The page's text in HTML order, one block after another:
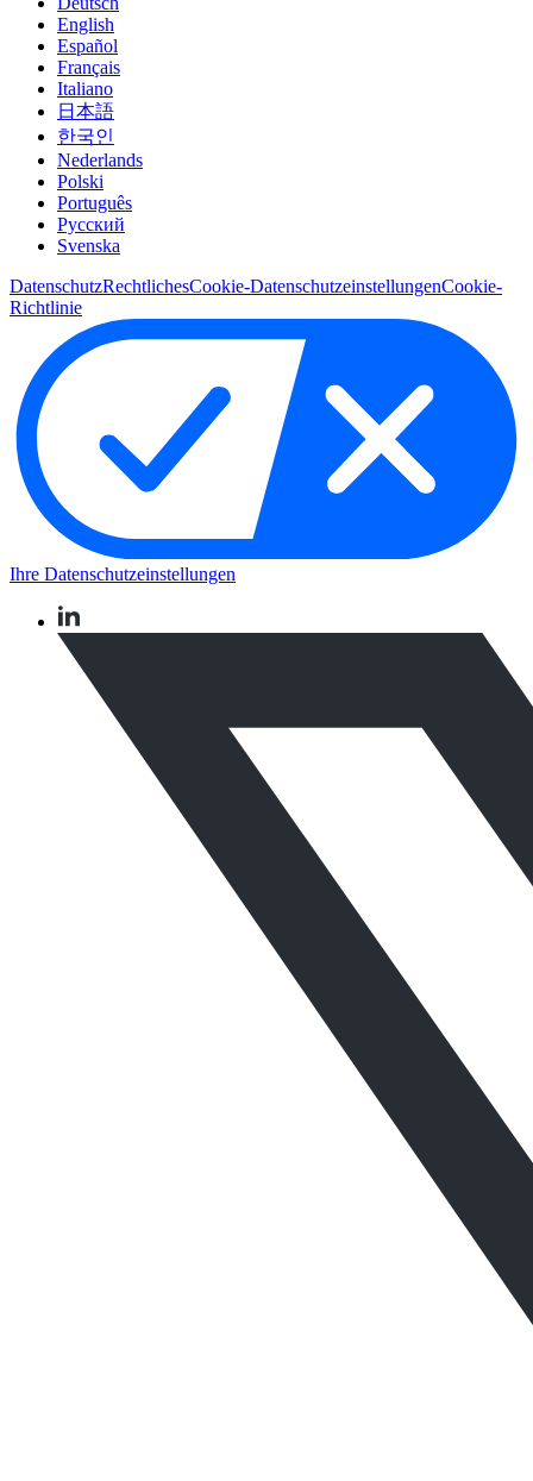
English
Español
Français
Italiano
日本語
한국인
Nederlands
Polski
Português
Pусский
Svenska
DatenschutzRechtlichesCookie-DatenschutzeinstellungenCookie-
Richtlinie
Ihre Datenschutzeinstellungen